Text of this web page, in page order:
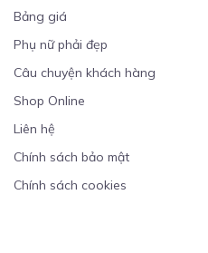
Bảng giá
Phụ nữ phải đẹp
Câu chuyện khách hàng
Shop Online
Liên hệ
Chính sách bảo mật
Chính sách cookies